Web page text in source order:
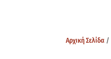
Αρχική Σελίδα /